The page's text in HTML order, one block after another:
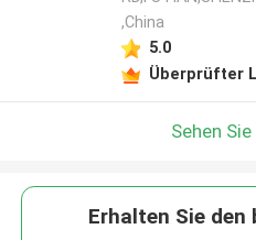
,China
5.0
Überprüfter
Sehen
Erhalten Sie